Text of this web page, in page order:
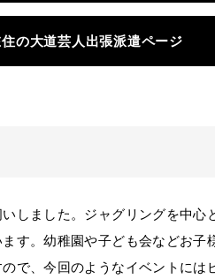
の大道芸人出張派遣ページ
しました。ジャグリングを中心
す。幼稚園や子ども会などお子
で、今回のようなイベントには